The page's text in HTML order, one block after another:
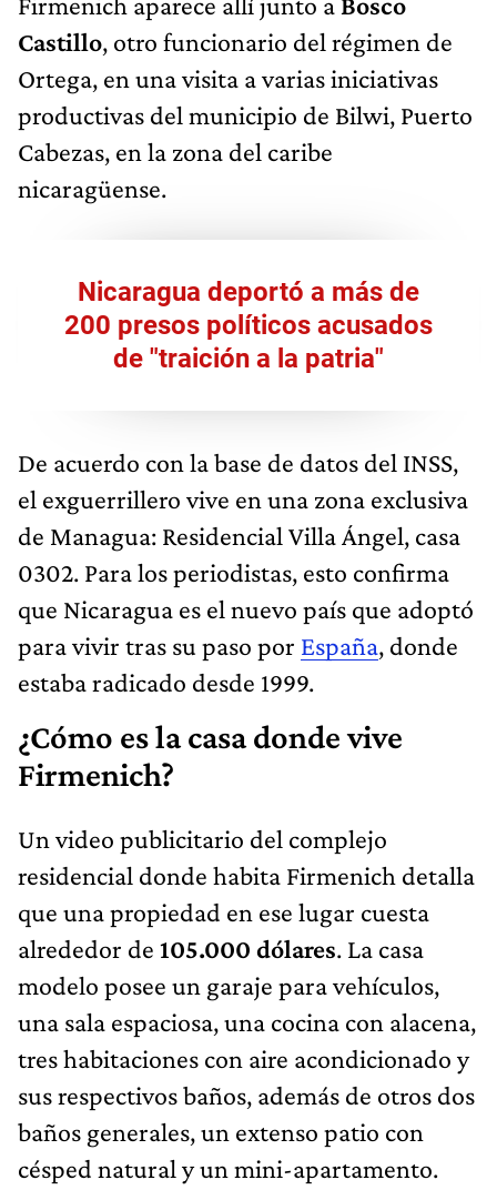
Castillo, otro funcionario del régimen de
Ortega, en una visita a varias iniciativas
productivas del municipio de Bilwi, Puerto
Cabezas, en la zona del caribe
nicaragüense.
Nicaragua deportó a más de
200 presos políticos acusados
de "traición a la patria"
De acuerdo con la base de datos del INSS,
el exguerrillero vive en una zona exclusiva
de Managua: Residencial Villa Ángel, casa
0302. Para los periodistas, esto confirma
que Nicaragua es el nuevo país que adoptó
para vivir tras su paso por España, donde
estaba radicado desde 1999.
¿Cómo es la casa donde vive
Firmenich?
Un video publicitario del complejo
residencial donde habita Firmenich detalla
que una propiedad en ese lugar cuesta
alrededor de 105.000 dólares. La casa
modelo posee un garaje para vehículos,
una sala espaciosa, una cocina con alacena,
tres habitaciones con aire acondicionado y
sus respectivos baños, además de otros dos
baños generales, un extenso patio con
césped natural y un mini-apartamento.